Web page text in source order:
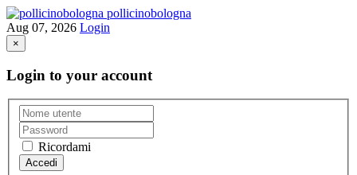
pollicinobologna
Aug 07, 2026 Login
×
Login to your account
Ricordami